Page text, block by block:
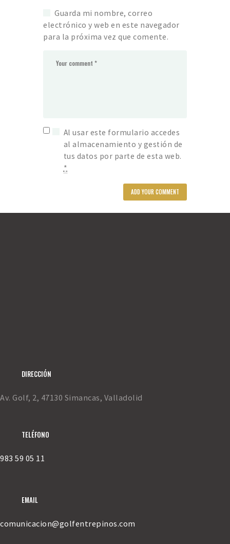
Guarda mi nombre, correo
electrónico y web en este navegador
para la próxima vez que comente.
Al usar este formulario accedes
al almacenamiento y gestión de
tus datos por parte de esta web.
*
DIRECCIÓN
Av. Golf, 2, 47130 Simancas, Valladolid
TELÉFONO
983 59 05 11
EMAIL
comunicacion@golfentrepinos.com